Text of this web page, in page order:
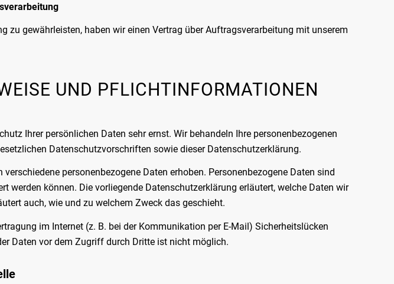
zu gewährleisten, haben wir einen Vertrag über Auftragsverarbeitung mit unserem
UND PFLICHT­INFORMATIONEN
Ihrer persönlichen Daten sehr ernst. Wir behandeln Ihre personenbezogenen
Datenschutzvorschriften sowie dieser Datenschutzerklärung.
personenbezogene Daten erhoben. Personenbezogene Daten sind
werden können. Die vorliegende Datenschutzerklärung erläutert, welche Daten wir
auch, wie und zu welchem Zweck das geschieht.
im Internet (z. B. bei der Kommunikation per E-Mail) Sicherheitslücken
Daten vor dem Zugriff durch Dritte ist nicht möglich.